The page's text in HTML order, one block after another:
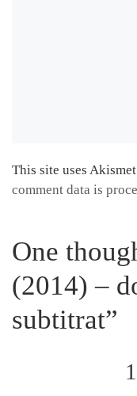
This site uses
comment data is
One
(2014) –
subtitrat”